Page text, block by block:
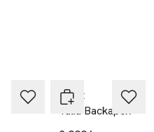
Adax
Talia Backapck